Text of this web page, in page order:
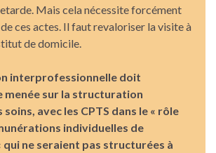
Mais cela nécessite forcément
ces actes. Il faut revaloriser la visite à
de domicile.
interprofessionnelle doit
menée sur la structuration
avec les CPTS dans le « rôle
individuelles de
ne seraient pas structurées à